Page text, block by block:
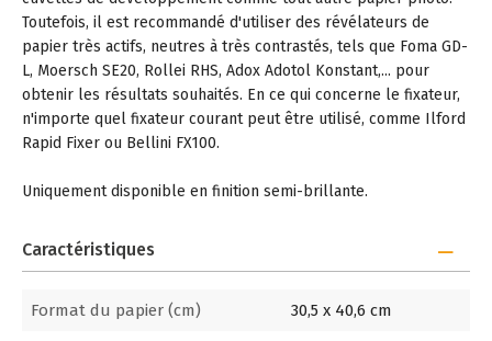
Toutefois, il est recommandé d'utiliser des révélateurs de
papier très actifs, neutres à très contrastés, tels que Foma GD-
L, Moersch SE20, Rollei RHS, Adox Adotol Konstant,... pour
obtenir les résultats souhaités. En ce qui concerne le fixateur,
n'importe quel fixateur courant peut être utilisé, comme Ilford
Rapid Fixer ou Bellini FX100.
Uniquement disponible en finition semi-brillante.
Caractéristiques
Format du papier (cm) 30,5 x 40,6 cm